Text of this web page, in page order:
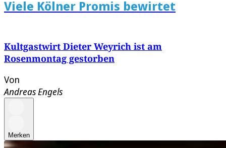
Viele Kölner Promis bewirtet
Kultgastwirt Dieter Weyrich ist am
Rosenmontag gestorben
Von
Andreas Engels
Merken